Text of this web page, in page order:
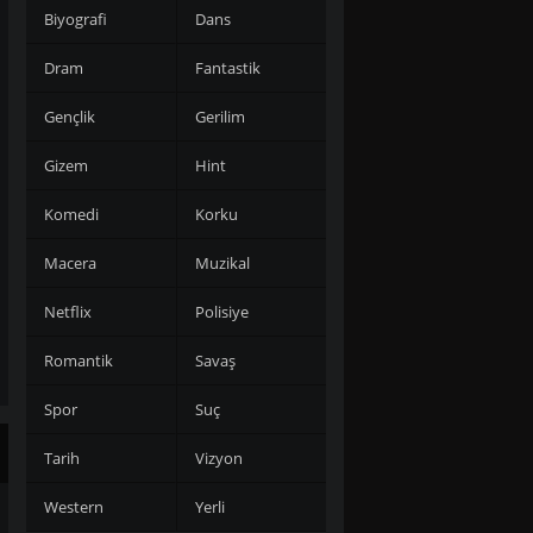
Biyografi Dans
Dram Fantastik
Gençlik Gerilim
Gizem Hint
Komedi Korku
Macera Muzikal
Netflix Polisiye
Romantik Savaş
Spor Suç
Tarih Vizyon
Western Yerli